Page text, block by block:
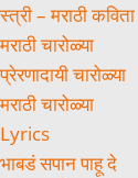
स्त्री – मराठी कविता
मराठी चारोळ्या
प्रेरणादायी चारोळ्या
मराठी चारोळ्या
Lyrics
भाबडं सपान पाहू दे